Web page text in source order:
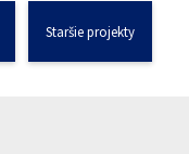
Staršie projekty